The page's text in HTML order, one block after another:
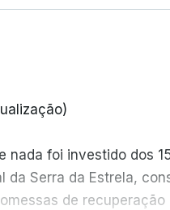
nada foi investido dos
da Serra da Estrela,
de recuperação